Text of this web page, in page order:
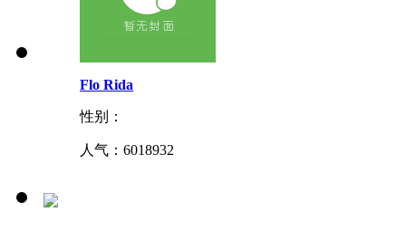
Flo Rida
性别：
人气： 6018932